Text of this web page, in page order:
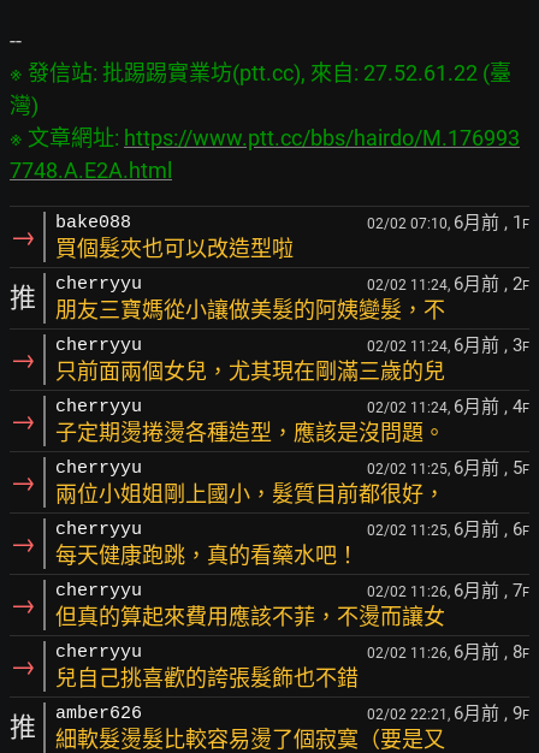
※ 發信站: 批踢踢實業坊(ptt.cc), 來自: 27.52.61.22 (臺
灣)
※ 文章網址: https://www.ptt.cc/bbs/hairdo/M.176993
7748.A.E2A.html
→ bake088 02/02 07:10, 6月前 , 1 F
買個髮夾也可以改造型啦
推 cherryyu 02/02 11:24, 6月前 , 2F
朋友三寶媽從小讓做美髮的阿姨變髮，不
→ cherryyu 02/02 11:24, 6月前 , 3F
只前面兩個女兒，尤其現在剛滿三歲的兒
→ cherryyu 02/02 11:24, 6月前 , 4F
子定期燙捲燙各種造型，應該是沒問題。
→ cherryyu 02/02 11:25, 6月前 , 5F
兩位小姐姐剛上國小，髮質目前都很好，
→ cherryyu 02/02 11:25, 6月前 , 6F
每天健康跑跳，真的看藥水吧！
→ cherryyu 02/02 11:26, 6月前 , 7F
但真的算起來費用應該不菲，不燙而讓女
→ cherryyu 02/02 11:26, 6月前 , 8F
兒自己挑喜歡的誇張髮飾也不錯
推 amber626 02/02 22:21, 6月前 , 9F
細軟髮燙髮比較容易燙了個寂寞（要是又